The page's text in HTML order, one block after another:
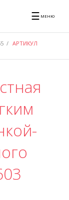
☰ МЕНЮ
/ АРТИКУЛ